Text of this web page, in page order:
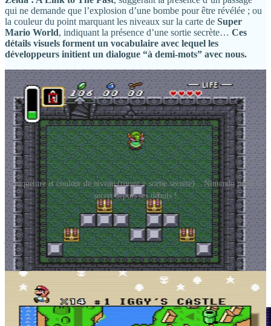
qui ne demande que l’explosion d’une bombe pour être révélée ; ou
la couleur du point marquant les niveaux sur la carte de Super
Mario World, indiquant la présence d’une sortie secrète… Ces
détails visuels forment un vocabulaire avec lequel les
développeurs initient un dialogue “à demi-mots” avec nous.
Craquelure et couleur de niveau (rouge = sortie secrète)... Nintendo parle le
secret depuis ses débuts !
Il n’est donc pas surprenant queces secrets prennent parfois la
forme d’easter eggs, c’est à dire de clins d’oeil adressés aux
joueurs. Ils font souvent référence à d’autres jeux de la même série
ou d’autres titres de l’éditeur, voire à d’autres jeux indé dans le cadre
d’une productionindie.
Le tout récent et superbe
, dont nous allons beaucoup
parler dans cet article, rend ainsi hommage à Tunic